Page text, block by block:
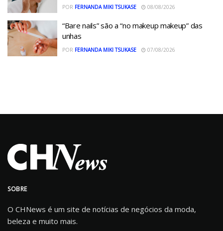
POR FERNANDA MIKI TSUKASE 08/08/2026
“Bare nails” são a “no makeup makeup” das
unhas
POR FERNANDA MIKI TSUKASE 07/08/2026
SOBRE
O CHNews é um site de notícias de negócios da moda,
beleza e muito mais.